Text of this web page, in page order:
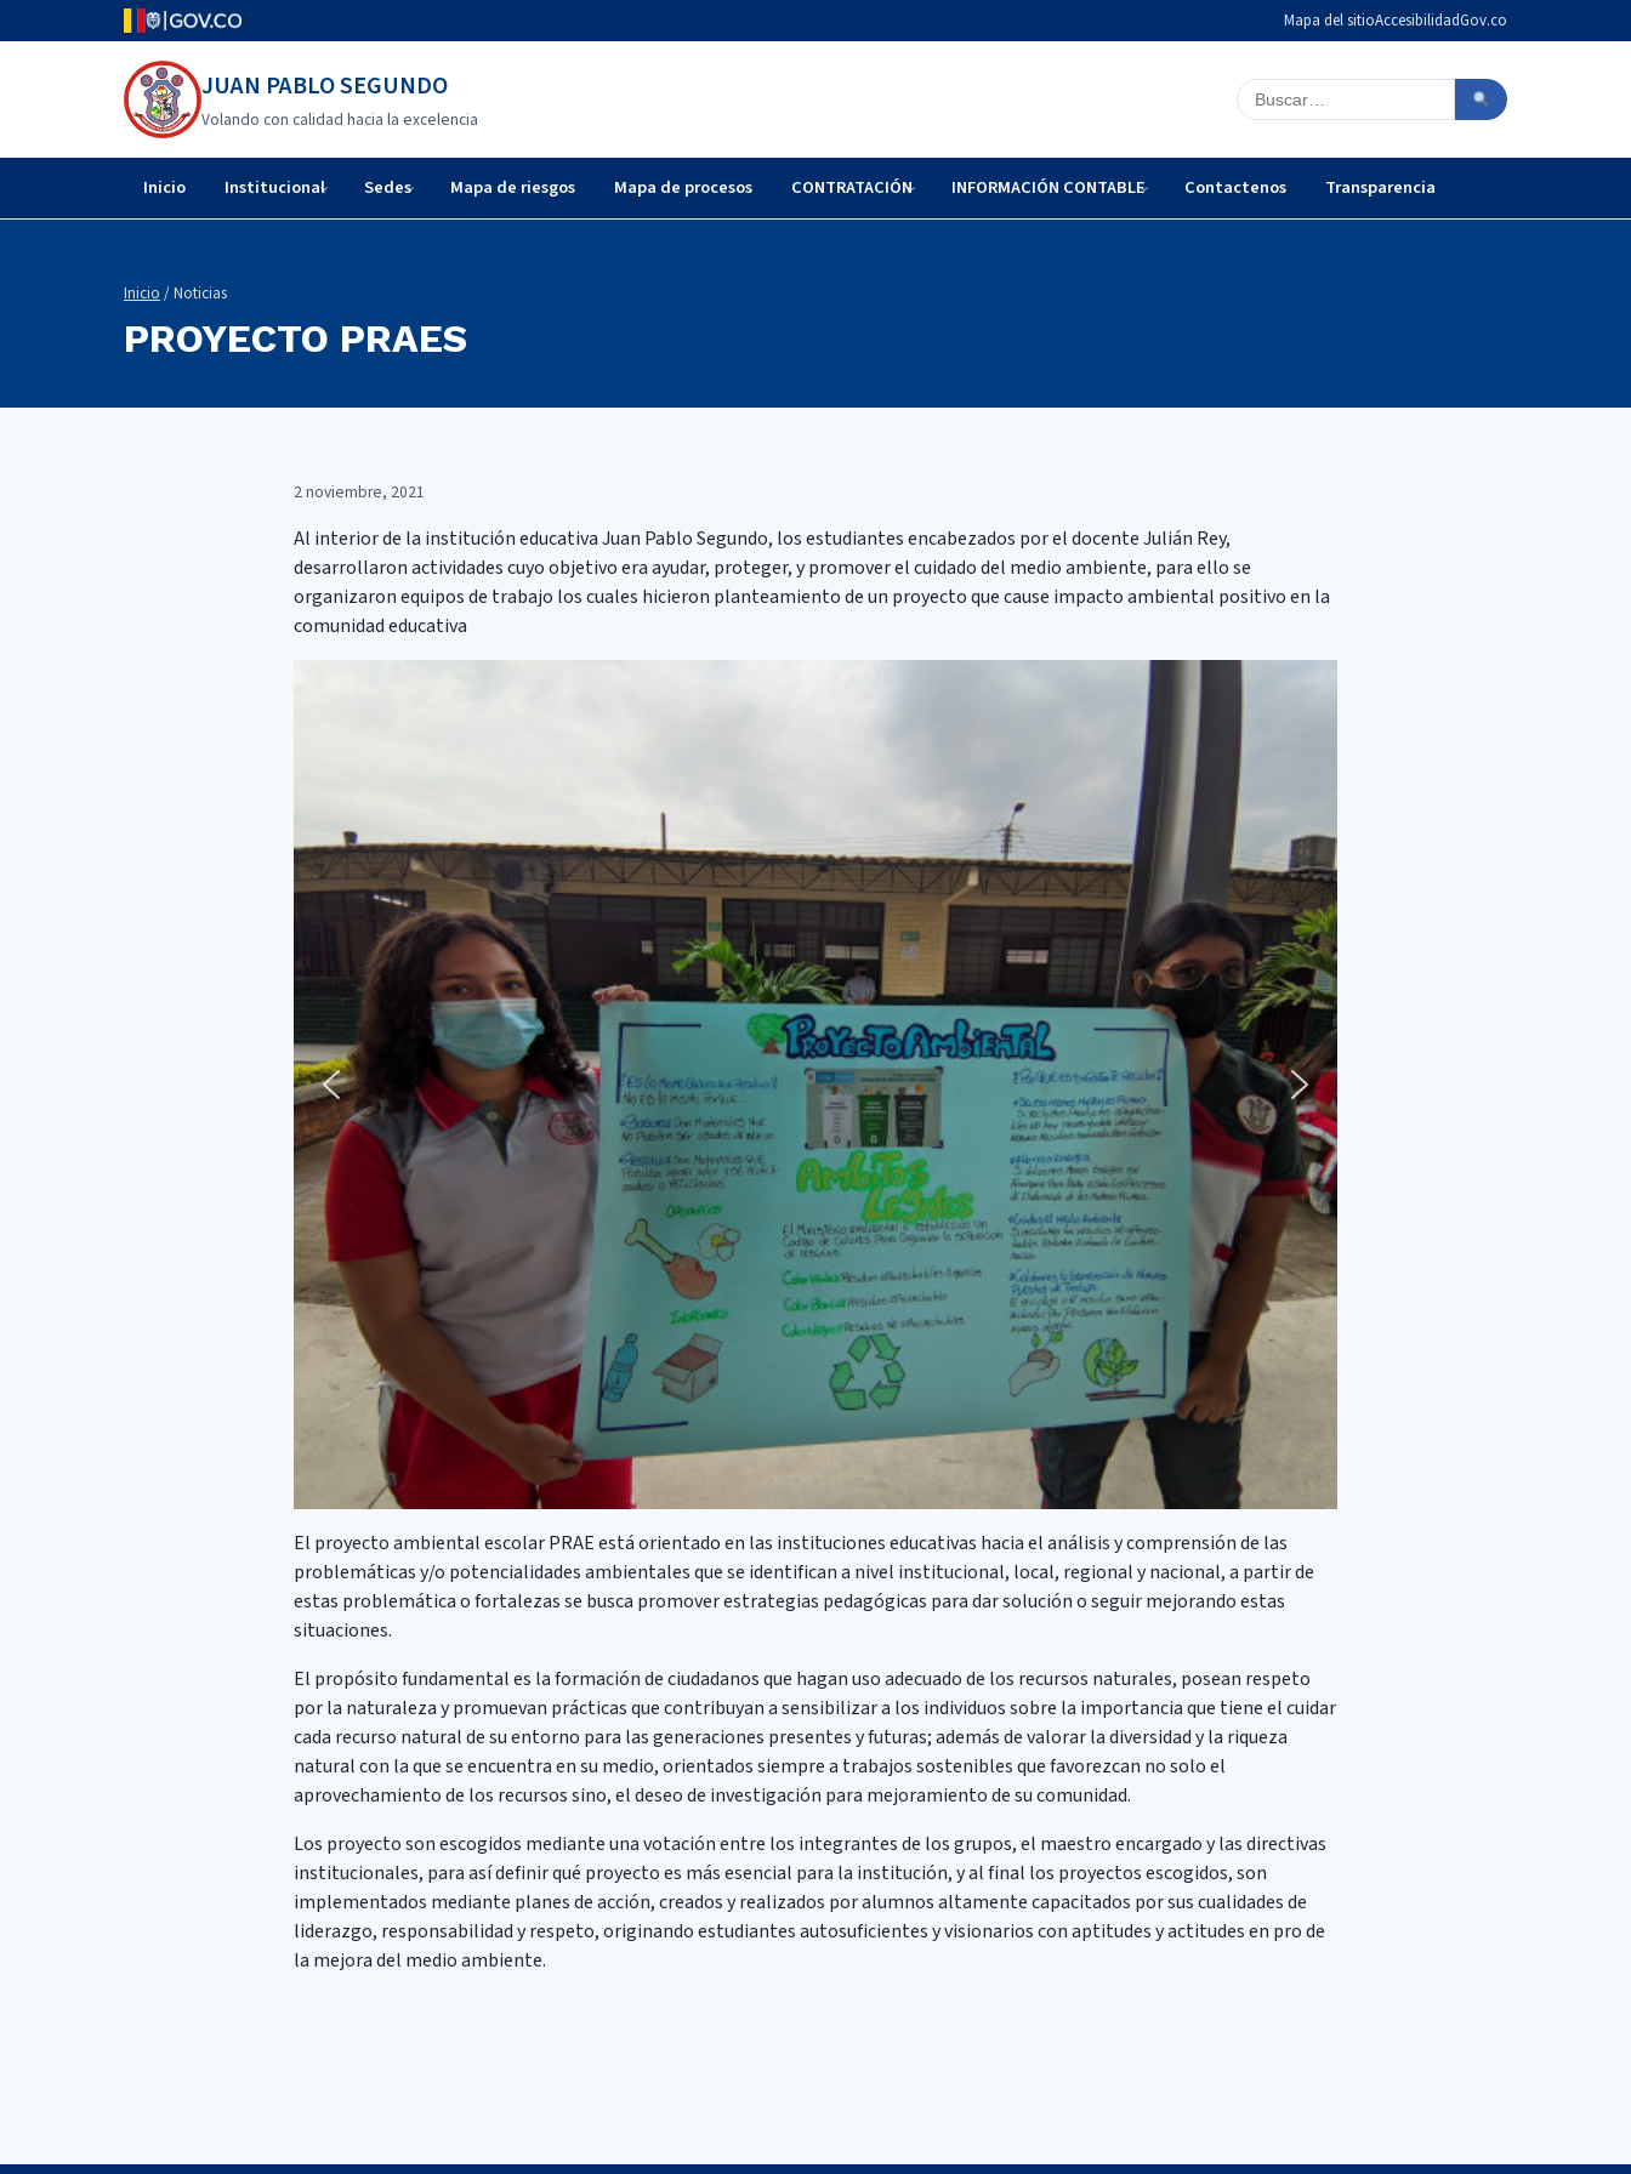
Mapa del sitioAccesibilidadGov.co
JUAN PABLO SEGUNDO
Volando con calidad hacia la excelencia
Buscar en el sitio
Inicio Institucional Sedes Mapa de riesgos Mapa de procesos CONTRATACIÓN INFORMACIÓN CONTABLE Contactenos Transparencia
Inicio / Noticias
PROYECTO PRAES
2 noviembre, 2021
Al interior de la institución educativa Juan Pablo Segundo, los estudiantes encabezados por el docente Julián Rey,
desarrollaron actividades cuyo objetivo era ayudar, proteger, y promover el cuidado del medio ambiente, para ello se
organizaron equipos de trabajo los cuales hicieron planteamiento de un proyecto que cause impacto ambiental positivo en la
comunidad educativa
El proyecto ambiental escolar PRAE está orientado en las instituciones educativas hacia el análisis y comprensión de las
problemáticas y/o potencialidades ambientales que se identifican a nivel institucional, local, regional y nacional, a partir de
estas problemática o fortalezas se busca promover estrategias pedagógicas para dar solución o seguir mejorando estas
situaciones.
El propósito fundamental es la formación de ciudadanos que hagan uso adecuado de los recursos naturales, posean respeto
por la naturaleza y promuevan prácticas que contribuyan a sensibilizar a los individuos sobre la importancia que tiene el cuidar
cada recurso natural de su entorno para las generaciones presentes y futuras; además de valorar la diversidad y la riqueza
natural con la que se encuentra en su medio, orientados siempre a trabajos sostenibles que favorezcan no solo el
aprovechamiento de los recursos sino, el deseo de investigación para mejoramiento de su comunidad.
Los proyecto son escogidos mediante una votación entre los integrantes de los grupos, el maestro encargado y las directivas
institucionales, para así definir qué proyecto es más esencial para la institución, y al final los proyectos escogidos, son
implementados mediante planes de acción, creados y realizados por alumnos altamente capacitados por sus cualidades de
liderazgo, responsabilidad y respeto, originando estudiantes autosuficientes y visionarios con aptitudes y actitudes en pro de
la mejora del medio ambiente.